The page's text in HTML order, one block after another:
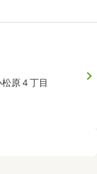
原４丁目